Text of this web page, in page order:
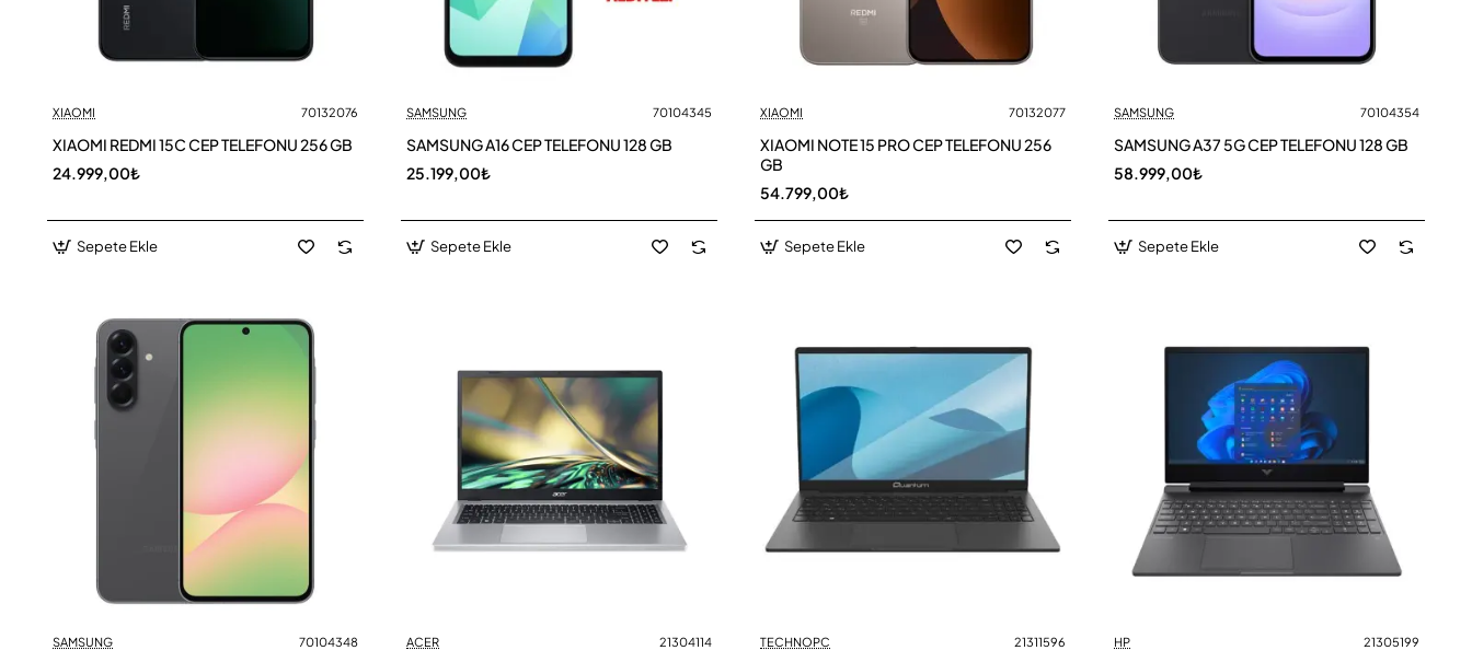
XIAOMI 70132076
XIAOMI REDMI 15C CEP TELEFONU 256 GB
24.999,00₺
Sepete Ekle
SAMSUNG 70104345
SAMSUNG A16 CEP TELEFONU 128 GB
25.199,00₺
Sepete Ekle
XIAOMI 70132077
XIAOMI NOTE 15 PRO CEP TELEFONU 256
GB
54.799,00₺
Sepete Ekle
SAMSUNG 70104354
SAMSUNG A37 5G CEP TELEFONU 128 GB
58.999,00₺
Sepete Ekle
SAMSUNG 70104348 ACER 21304114 TECHNOPC 21311596 HP 21305199